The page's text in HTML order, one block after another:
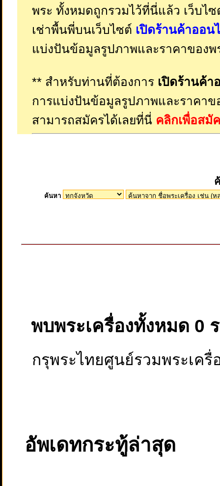
พระ ทั้งหมดถูกรวมไว้ที่นี่แล้ว เว็บไ
เช่าพื้นพี่บนเว็บไซต์ เปิดร้านค้าออน
แบ่งปันข้อมูลรูปภาพและราคาของพ
** สำหรับท่านที่ต้องการ เปิดร้านค้า
การแบ่งปันข้อมูลรูปภาพและราคาข
สามารถสมัครได้เลยที่นี่ คลิกเพื่อสมั
ค้นหา
พบพระเครื่องทั้งหมด 0
กรุพระไทยศูนย์รวมพระเครื่
อัพเดทกระทู้ล่าสุด